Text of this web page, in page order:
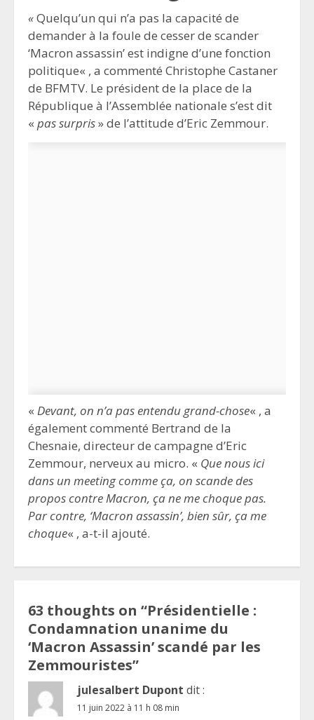
«Quelqu’un qui n’a pas la capacité de
demander à la foule de cesser de scander
‘Macron assassin’ est indigne d’une fonction
politique« , a commenté Christophe Castaner
de BFMTV. Le président de la place de la
République à l’Assemblée nationale s’est dit
« pas surpris» de l’attitude d’Eric Zemmour.
« Devant, on n’a pas entendu grand-chose« , a
également commenté Bertrand de la
Chesnaie, directeur de campagne d’Eric
Zemmour, nerveux au micro. « Que nous ici
dans un meeting comme ça, on scande des
propos contre Macron, ça ne me choque pas.
Par contre, ‘Macron assassin’, bien sûr, ça me
choque« , a-t-il ajouté.
63 thoughts on “Présidentielle :
Condamnation unanime du
‘Macron Assassin’ scandé par les
Zemmouristes”
julesalbert Dupont dit :
11 juin 2022 à 11 h 08 min